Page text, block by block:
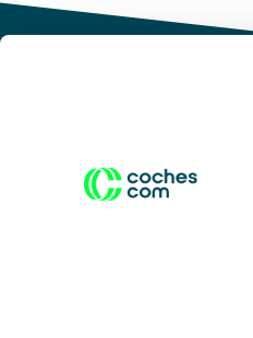
Conduce tu
desata tu